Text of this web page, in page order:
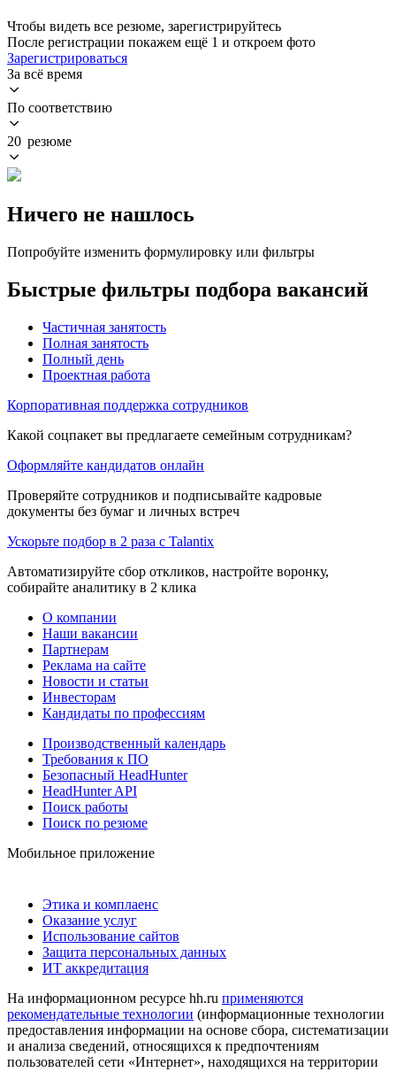
Чтобы видеть все резюме, зарегистрируйтесь
После регистрации покажем ещё 1 и откроем фото
Зарегистрироваться
За всё время
По соответствию
20 резюме
Ничего не нашлось
Попробуйте изменить формулировку или фильтры
Быстрые фильтры подбора вакансий
Частичная занятость
Полная занятость
Полный день
Проектная работа
Корпоративная поддержка сотрудников
Какой соцпакет вы предлагаете семейным сотрудникам?
Оформляйте кандидатов онлайн
Проверяйте сотрудников и подписывайте кадровые
документы без бумаг и личных встреч
Ускорьте подбор в 2 раза с Talantix
Автоматизируйте сбор откликов, настройте воронку,
собирайте аналитику в 2 клика
О компании
Наши вакансии
Партнерам
Реклама на сайте
Новости и статьи
Инвесторам
Кандидаты по профессиям
Производственный календарь
Требования к ПО
Безопасный HeadHunter
HeadHunter API
Поиск работы
Поиск по резюме
Мобильное приложение
Этика и комплаенс
Оказание услуг
Использование сайтов
Защита персональных данных
ИТ аккредитация
На информационном ресурсе hh.ru применяются
рекомендательные технологии (информационные технологии
предоставления информации на основе сбора, систематизации
и анализа сведений, относящихся к предпочтениям
пользователей сети «Интернет», находящихся на территории